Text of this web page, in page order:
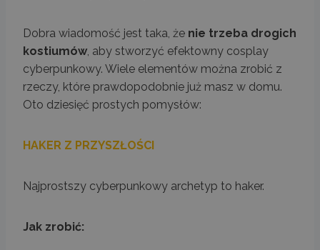
Dobra wiadomość jest taka, że nie trzeba drogich
kostiumów, aby stworzyć efektowny cosplay
cyberpunkowy. Wiele elementów można zrobić z
rzeczy, które prawdopodobnie już masz w domu.
Oto dziesięć prostych pomysłów:
HAKER Z PRZYSZŁOŚCI
Najprostszy cyberpunkowy archetyp to haker.
Jak zrobić: